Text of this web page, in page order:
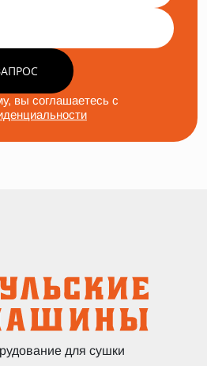
вы соглашаетесь с
для сушки